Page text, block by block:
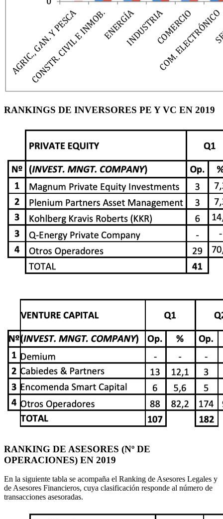
RANKINGS DE INVERSORES PE Y VC EN 2019
RANKING DE ASESORES (Nº DE
OPERACIONES) EN 2019
En la siguiente tabla se acompaña el Ranking de Asesores Legales y
de Asesores Financieros, cuya clasificación responde al número de
transacciones asesoradas.